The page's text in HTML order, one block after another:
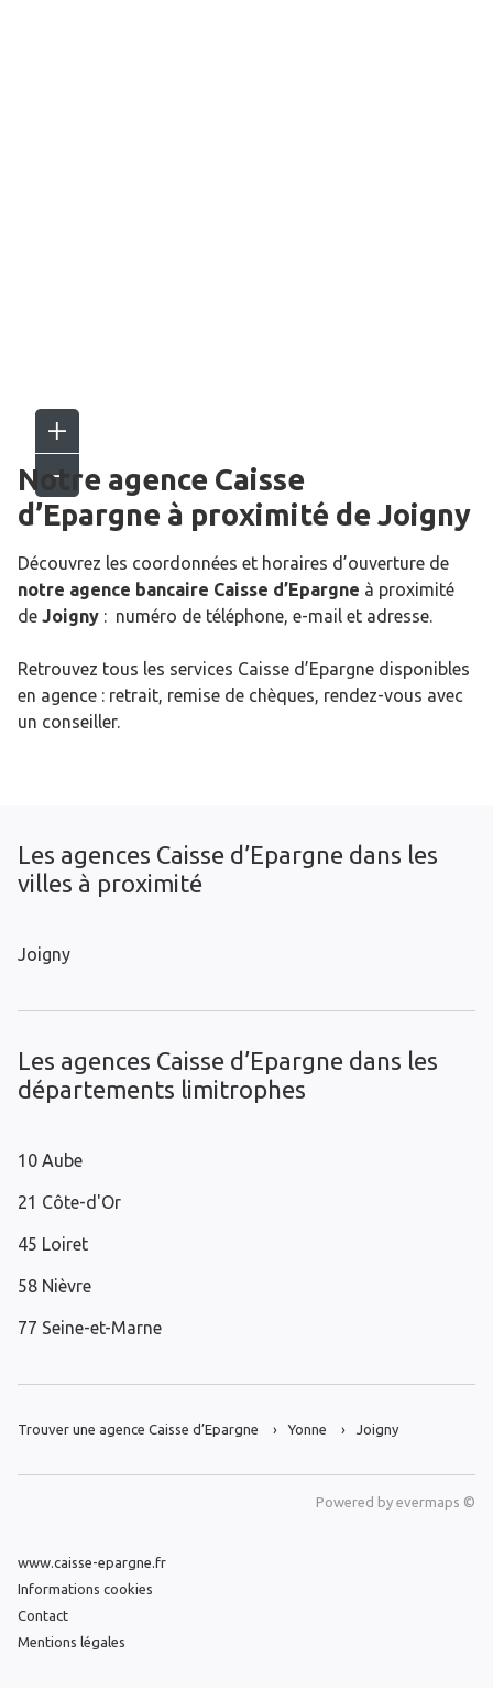
Notre agence Caisse
d’Epargne à proximité de Joigny
Découvrez les coordonnées et horaires d’ouverture de
notre agence bancaire Caisse d’Epargne à proximité
de Joigny : numéro de téléphone, e-mail et adresse.
Retrouvez tous les services Caisse d’Epargne disponibles
en agence : retrait, remise de chèques, rendez-vous avec
un conseiller.
Les agences Caisse d’Epargne dans les
villes à proximité
Joigny
Les agences Caisse d’Epargne dans les
départements limitrophes
10 Aube
21 Côte-d'Or
45 Loiret
58 Nièvre
77 Seine-et-Marne
Trouver une agence Caisse d’Epargne Yonne Joigny
Powered by evermaps ©
www.caisse-epargne.fr
Informations cookies
Contact
Mentions légales